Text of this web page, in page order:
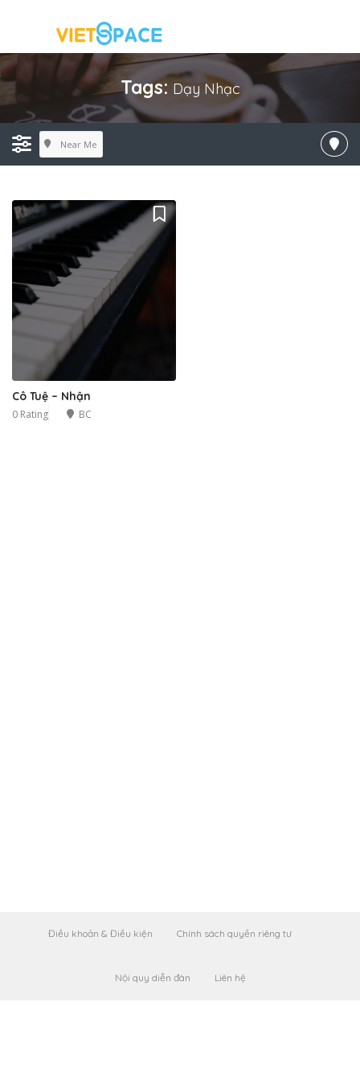
Tags:Dạy Nhạc
Near Me
Cô Tuệ – Nhận
0 Rating BC
Điều khoản & Điều kiện Chính sách quyền riêng tư
Nội quy diễn đàn Liên hệ